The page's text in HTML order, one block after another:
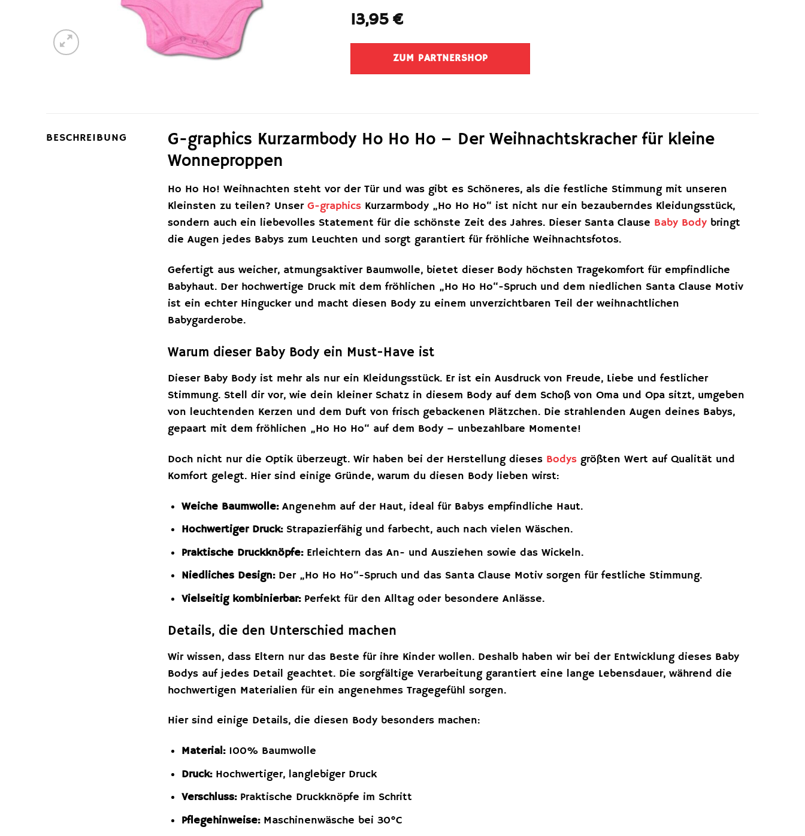
13,95 €
ZUM PARTNERSHOP
BESCHREIBUNG
G-graphics Kurzarmbody Ho Ho Ho – Der Weihnachtskracher für kleine
Wonneproppen
Ho Ho Ho! Weihnachten steht vor der Tür und was gibt es Schöneres, als die festliche Stimmung mit unseren
Kleinsten zu teilen? UnserG-graphics Kurzarmbody „Ho Ho Ho“ ist nicht nur ein bezauberndes Kleidungsstück,
sondern auch ein liebevolles Statement für die schönste Zeit des Jahres. Dieser Santa Clause Baby Body bringt
die Augen jedes Babys zum Leuchten und sorgt garantiert für fröhliche Weihnachtsfotos.
Gefertigt aus weicher, atmungsaktiver Baumwolle, bietet dieser Body höchsten Tragekomfort für empfindliche
Babyhaut. Der hochwertige Druck mit dem fröhlichen „Ho Ho Ho“-Spruch und dem niedlichen Santa Clause Motiv
ist ein echter Hingucker und macht diesen Body zu einem unverzichtbaren Teil der weihnachtlichen
Babygarderobe.
Warum dieser Baby Body ein Must-Have ist
Dieser Baby Body ist mehr als nur ein Kleidungsstück. Er ist ein Ausdruck von Freude, Liebe und festlicher
Stimmung. Stell dir vor, wie dein kleiner Schatz in diesem Body auf dem Schoß von Oma und Opa sitzt, umgeben
von leuchtenden Kerzen und dem Duft von frisch gebackenen Plätzchen. Die strahlenden Augen deines Babys,
gepaart mit dem fröhlichen „Ho Ho Ho“ auf dem Body – unbezahlbare Momente!
Doch nicht nur die Optik überzeugt. Wir haben bei der Herstellung dieses Bodys größten Wert auf Qualität und
Komfort gelegt. Hier sind einige Gründe, warum du diesen Body lieben wirst:
Weiche Baumwolle:Angenehm auf der Haut, ideal für Babys empfindliche Haut.
Hochwertiger Druck:Strapazierfähig und farbecht, auch nach vielen Wäschen.
Praktische Druckknöpfe:Erleichtern das An- und Ausziehen sowie das Wickeln.
Niedliches Design:Der „Ho Ho Ho“-Spruch und das Santa Clause Motiv sorgen für festliche Stimmung.
Vielseitig kombinierbar:Perfekt für den Alltag oder besondere Anlässe.
Details, die den Unterschied machen
Wir wissen, dass Eltern nur das Beste für ihre Kinder wollen. Deshalb haben wir bei der Entwicklung dieses Baby
Bodys auf jedes Detail geachtet. Die sorgfältige Verarbeitung garantiert eine lange Lebensdauer, während die
hochwertigen Materialien für ein angenehmes Tragegefühl sorgen.
Hier sind einige Details, die diesen Body besonders machen:
Material:100% Baumwolle
Druck:Hochwertiger, langlebiger Druck
Verschluss:Praktische Druckknöpfe im Schritt
Pflegehinweise:Maschinenwäsche bei 30°C